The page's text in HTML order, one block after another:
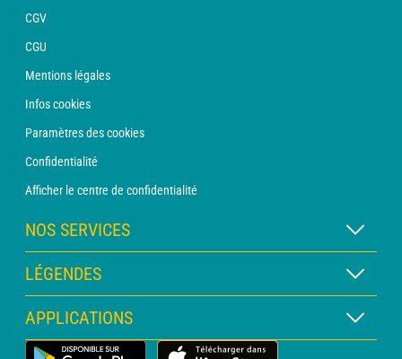
CGV
CGU
Mentions légales
Infos cookies
Paramètres des cookies
Confidentialité
Afficher le centre de confidentialité
NOS SERVICES
Abonnement METEO Xpert
Abonnement METEO PRO
Consultation avec un prévisionniste
Bulletin PRO
LÉGENDES
Légende des cartes
Légende des pictogrammes
APPLICATIONS